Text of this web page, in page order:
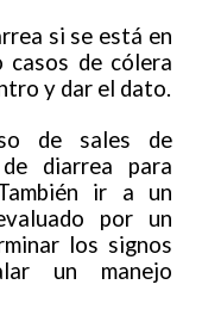
si se está en
casos de cólera
y dar el dato.
de sales de
diarrea para
ir a un
por un
los signos
un manejo